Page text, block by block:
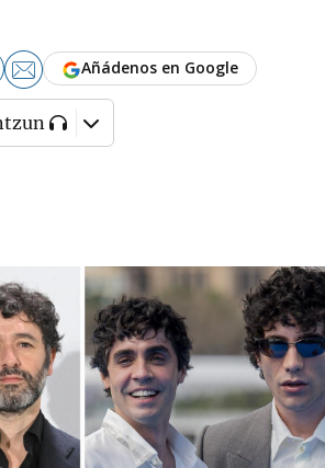
Añádenos en Google